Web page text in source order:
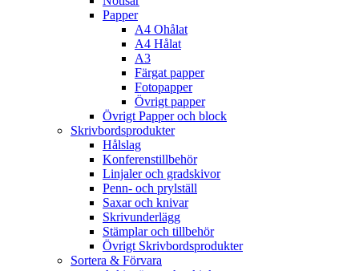
Papper
A4 Ohålat
A4 Hålat
A3
Färgat papper
Fotopapper
Övrigt papper
Övrigt Papper och block
Skrivbordsprodukter
Hålslag
Konferenstillbehör
Linjaler och gradskivor
Penn- och prylställ
Saxar och knivar
Skrivunderlägg
Stämplar och tillbehör
Övrigt Skrivbordsprodukter
Sortera & Förvara